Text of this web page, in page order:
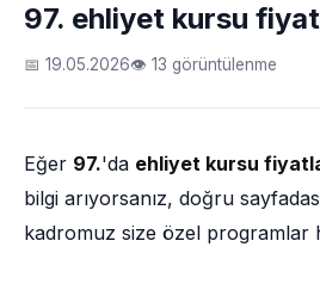
97. ehliyet kursu
📅 19.05.2026👁 13 görüntülenme
Eğer 97.'da ehliyet kursu
bilgi arıyorsanız, doğru
kadromuz size özel programlar